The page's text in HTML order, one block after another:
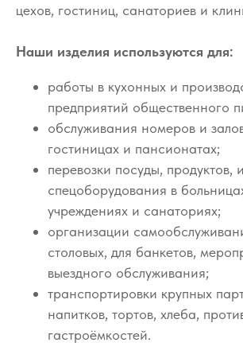
цехов, гостиниц, санаториев и
Наши изделия используются для:
работы в кухонных и
предприятий общественного
обслуживания номеров и
гостиницах и пансионатах;
перевозки посуды, продуктов,
спецоборудования в
учреждениях и санаториях;
организации
столовых, для банкетов,
выездного обслуживания;
транспортировки крупных
напитков, тортов, хлеба,
гастроёмкостей.